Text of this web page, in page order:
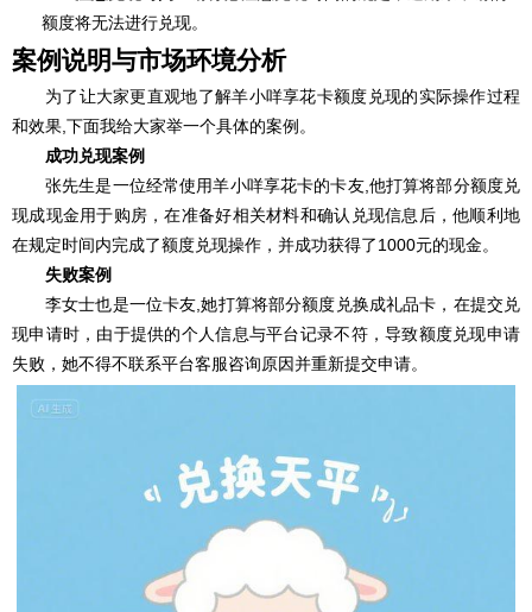
额度将无法进行兑现。
案例说明与市场环境分析
为了让大家更直观地了解羊小咩享花卡额度兑现的实际操作过程
和效果,下面我给大家举一个具体的案例。
成功兑现案例
张先生是一位经常使用羊小咩享花卡的卡友,他打算将部分额度兑
现成现金用于购房，在准备好相关材料和确认兑现信息后，他顺利地
在规定时间内完成了额度兑现操作，并成功获得了1000元的现金。
失败案例
李女士也是一位卡友,她打算将部分额度兑换成礼品卡，在提交兑
现申请时，由于提供的个人信息与平台记录不符，导致额度兑现申请
失败，她不得不联系平台客服咨询原因并重新提交申请。